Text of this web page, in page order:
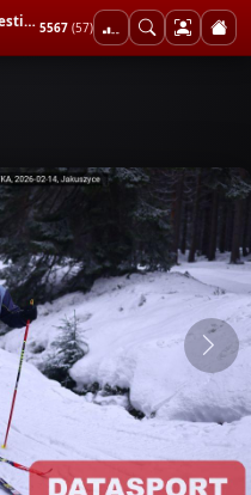
50. Bieg Piastów - Festiwal Narciarstwa Biegowego RODZINNA DWUNASTKA 5567 (57)